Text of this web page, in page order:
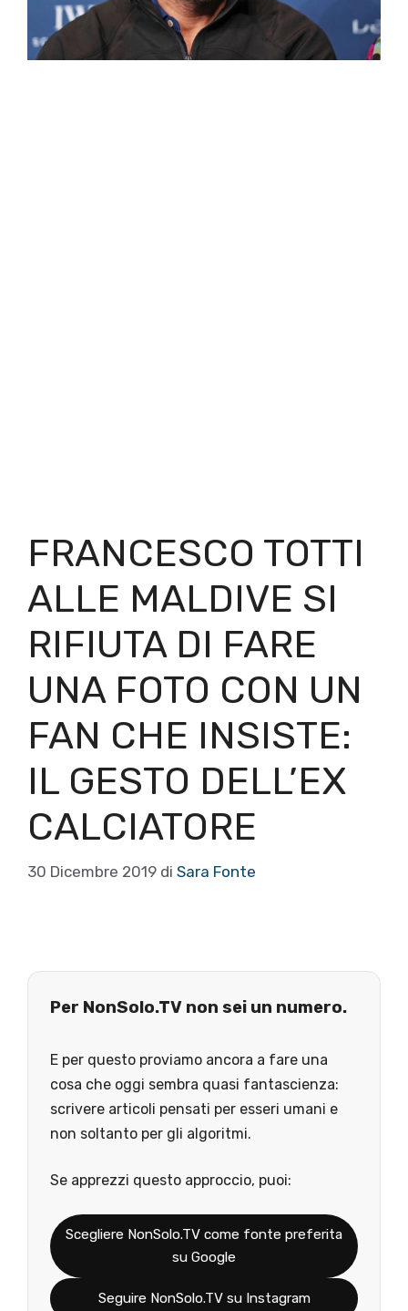
FRANCESCO TOTTI
ALLE MALDIVE SI
RIFIUTA DI FARE
UNA FOTO CON UN
FAN CHE INSISTE:
IL GESTO DELL’EX
CALCIATORE
30 Dicembre 2019 di Sara Fonte
Per NonSolo.TV non sei un numero.
E per questo proviamo ancora a fare una
cosa che oggi sembra quasi fantascienza:
scrivere articoli pensati per esseri umani e
non soltanto per gli algoritmi.
Se apprezzi questo approccio, puoi:
Scegliere NonSolo.TV come fonte preferita
su Google
Seguire NonSolo.TV su Instagram